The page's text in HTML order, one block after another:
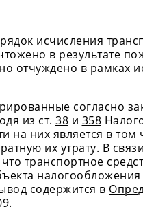
исчисления
в результате
отчуждено в рамках
согласно
из ст. 38 и 358
на них является в
их утрату. В
транспортное
содержится в